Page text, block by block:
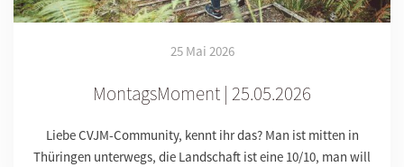
25 Mai 2026
MontagsMoment | 25.05.2026
Liebe CVJM-Community, kennt ihr das? Man ist mitten in
Thüringen unterwegs, die Landschaft ist eine 10/10, man will